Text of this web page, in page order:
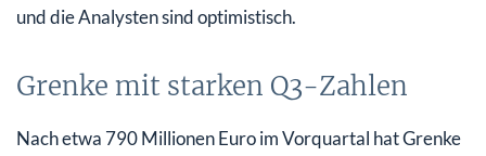
und die Analysten sind optimistisch.
Grenke mit starken Q3-Zahlen
Nach etwa 790 Millionen Euro im Vorquartal hat Grenke